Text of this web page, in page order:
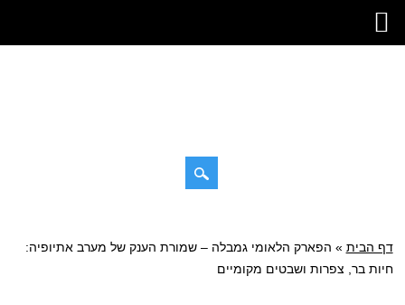
לתוכן
דף הבית » הפארק הלאומי גמבלה – שמורת הענק של מערב אתיופיה:
חיות בר, צפרות ושבטים מקומיים